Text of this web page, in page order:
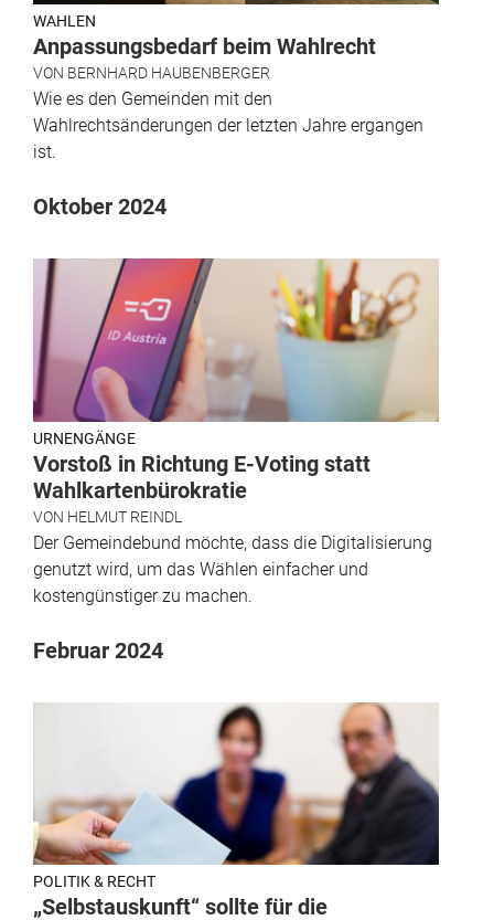
WAHLEN
Anpassungsbedarf beim Wahlrecht
VON BERNHARD HAUBENBERGER
Wie es den Gemeinden mit den
Wahlrechtsänderungen der letzten Jahre ergangen
ist.
Oktober 2024
URNENGÄNGE
Vorstoß in Richtung E-Voting statt
Wahlkartenbürokratie
VON HELMUT REINDL
Der Gemeindebund möchte, dass die Digitalisierung
genutzt wird, um das Wählen einfacher und
kostengünstiger zu machen.
Februar 2024
POLITIK & RECHT
„Selbstauskunft“ sollte für die